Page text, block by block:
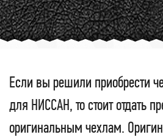
Если вы решили приобрести
для НИССАН, то стоит отдать
оригинальным чехлам.